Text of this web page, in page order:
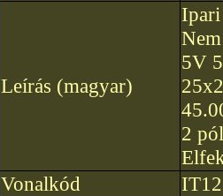
Leírás (magyar)
5V
2
Vonalkód